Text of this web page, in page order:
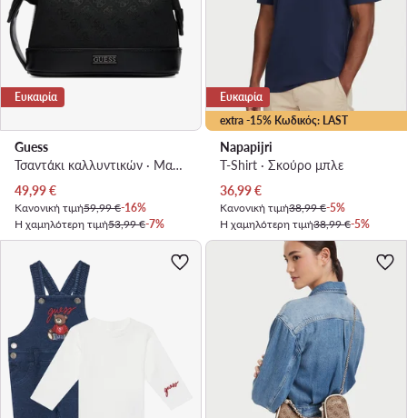
Ευκαιρία
Guess
Τσαντάκι καλλυντικών · Μαύρο
Τρέχουσα τιμή
49,99€
Κανονική τιμή59,99 €-16%
Η χαμηλότερη τιμή53,99 €-7%
extra -15% Κωδικός: LAST
Ευκαιρία
Napapijri
T-Shirt · Σκούρο μπλε
Τρέχουσα τιμή
36,99€
Κανονική τιμή38,99 €-5%
Η χαμηλότερη τιμή38,99 €-5%